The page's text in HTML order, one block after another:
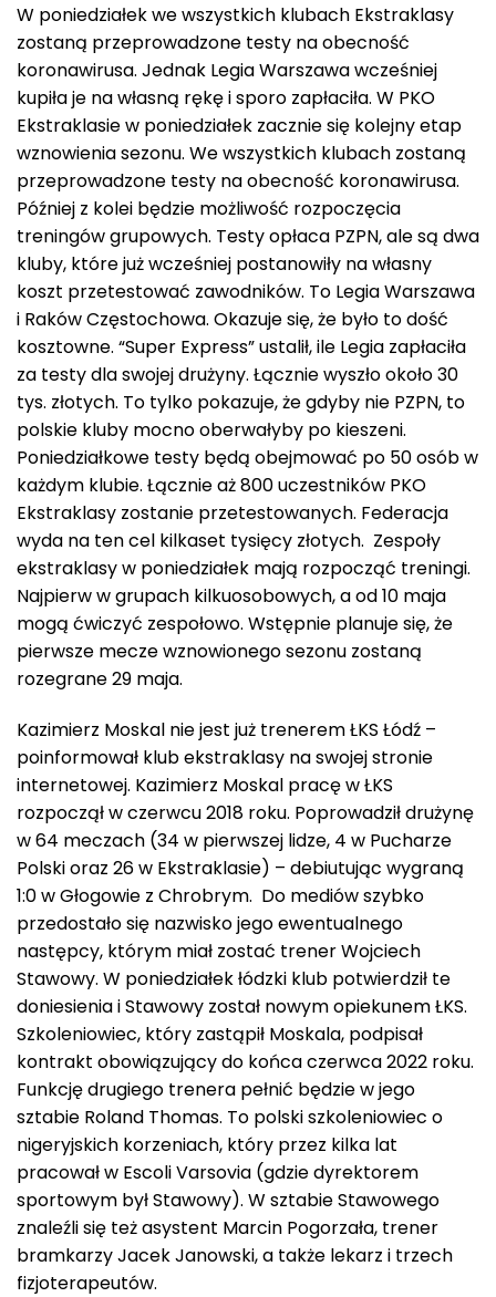
W poniedziałek we wszystkich klubach Ekstraklasy
zostaną przeprowadzone testy na obecność
koronawirusa. Jednak Legia Warszawa wcześniej
kupiła je na własną rękę i sporo zapłaciła. W PKO
Ekstraklasie w poniedziałek zacznie się kolejny etap
wznowienia sezonu. We wszystkich klubach zostaną
przeprowadzone testy na obecność koronawirusa.
Później z kolei będzie możliwość rozpoczęcia
treningów grupowych. Testy opłaca PZPN, ale są dwa
kluby, które już wcześniej postanowiły na własny
koszt przetestować zawodników. To Legia Warszawa
i Raków Częstochowa. Okazuje się, że było to dość
kosztowne. “Super Express” ustalił, ile Legia zapłaciła
za testy dla swojej drużyny. Łącznie wyszło około 30
tys. złotych. To tylko pokazuje, że gdyby nie PZPN, to
polskie kluby mocno oberwałyby po kieszeni.
Poniedziałkowe testy będą obejmować po 50 osób w
każdym klubie. Łącznie aż 800 uczestników PKO
Ekstraklasy zostanie przetestowanych. Federacja
wyda na ten cel kilkaset tysięcy złotych. Zespoły
ekstraklasy w poniedziałek mają rozpocząć treningi.
Najpierw w grupach kilkuosobowych, a od 10 maja
mogą ćwiczyć zespołowo. Wstępnie planuje się, że
pierwsze mecze wznowionego sezonu zostaną
rozegrane 29 maja.
Kazimierz Moskal nie jest już trenerem ŁKS Łódź –
poinformował klub ekstraklasy na swojej stronie
internetowej. Kazimierz Moskal pracę w ŁKS
rozpoczął w czerwcu 2018 roku. Poprowadził drużynę
w 64 meczach (34 w pierwszej lidze, 4 w Pucharze
Polski oraz 26 w Ekstraklasie) – debiutując wygraną
1:0 w Głogowie z Chrobrym. Do mediów szybko
przedostało się nazwisko jego ewentualnego
następcy, którym miał zostać trener Wojciech
Stawowy. W poniedziałek łódzki klub potwierdził te
doniesienia i Stawowy został nowym opiekunem ŁKS.
Szkoleniowiec, który zastąpił Moskala, podpisał
kontrakt obowiązujący do końca czerwca 2022 roku.
Funkcję drugiego trenera pełnić będzie w jego
sztabie Roland Thomas. To polski szkoleniowiec o
nigeryjskich korzeniach, który przez kilka lat
pracował w Escoli Varsovia (gdzie dyrektorem
sportowym był Stawowy). W sztabie Stawowego
znaleźli się też asystent Marcin Pogorzała, trener
bramkarzy Jacek Janowski, a także lekarz i trzech
fizjoterapeutów.